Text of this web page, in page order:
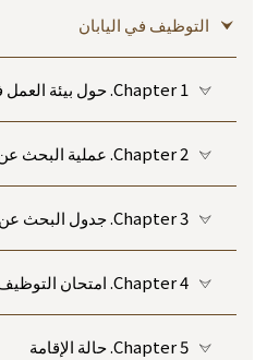
التوظيف في اليابان
Chapter 1. حول بيئة العمل في اليابان
Chapter 2. عملية البحث عن عمل في اليابان
Chapter 3. جدول البحث عن عمل
Chapter 4. امتحان التوظيف الياباني
Chapter 5. حالة الإقامة